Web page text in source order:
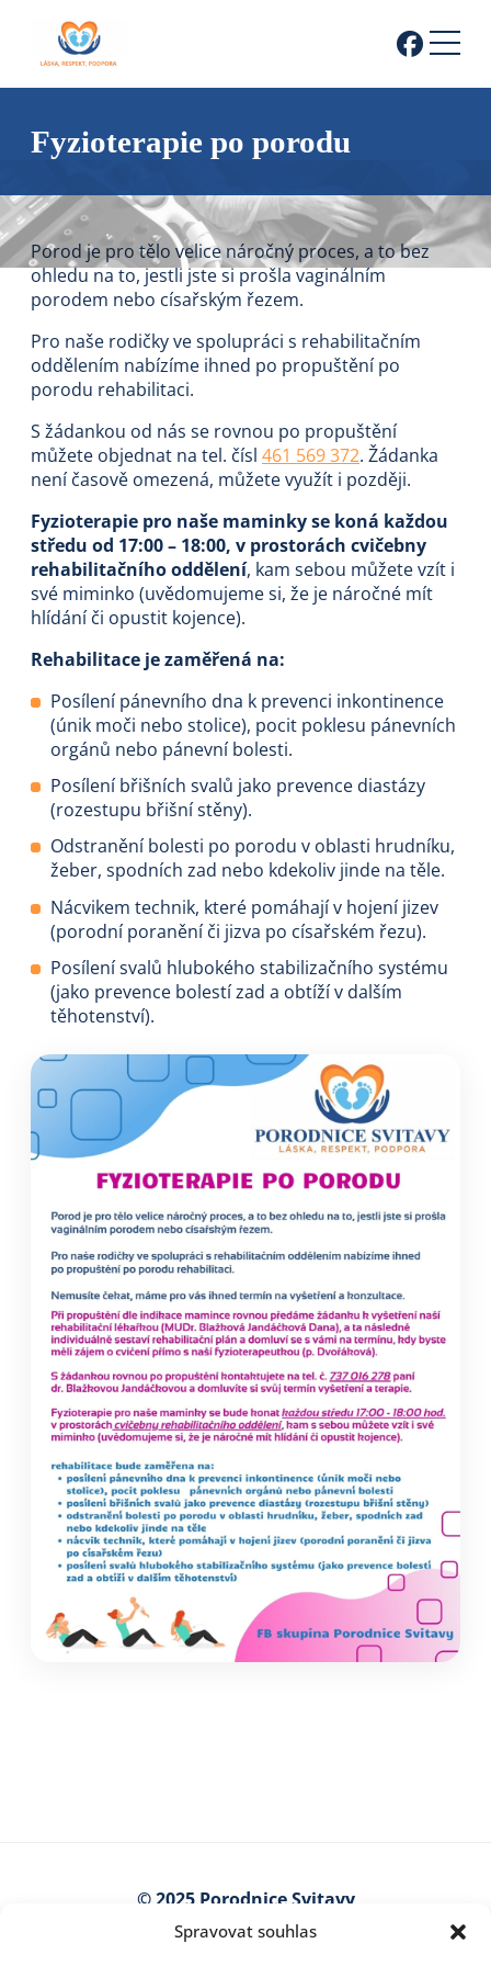
Spravovat souhlas
Fyzioterapie po porodu
Porod je pro tělo velice náročný proces, a to bez
ohledu na to, jestli jste si prošla vaginálním
porodem nebo císařským řezem.
Pro naše rodičky ve spolupráci s rehabilitačním
oddělením nabízíme ihned po propuštění po
porodu rehabilitaci.
S žádankou od nás se rovnou po propuštění
můžete objednat na tel. čísl 461 569 372. Žádanka
není časově omezená, můžete využít i později.
Fyzioterapie pro naše maminky se koná každou
středu od 17:00 – 18:00, v prostorách cvičebny
rehabilitačního oddělení, kam sebou můžete vzít i
své miminko (uvědomujeme si, že je náročné mít
hlídání či opustit kojence).
Rehabilitace je zaměřená na:
Posílení pánevního dna k prevenci inkontinence
(únik moči nebo stolice), pocit poklesu pánevních
orgánů nebo pánevní bolesti.
Posílení břišních svalů jako prevence diastázy
(rozestupu břišní stěny).
Odstranění bolesti po porodu v oblasti hrudníku,
žeber, spodních zad nebo kdekoliv jinde na těle.
Nácvikem technik, které pomáhají v hojení jizev
(porodní poranění či jizva po císařském řezu).
Posílení svalů hlubokého stabilizačního systému
(jako prevence bolestí zad a obtíží v dalším
těhotenství).
© 2025 Porodnice Svitavy
Kollárova 7